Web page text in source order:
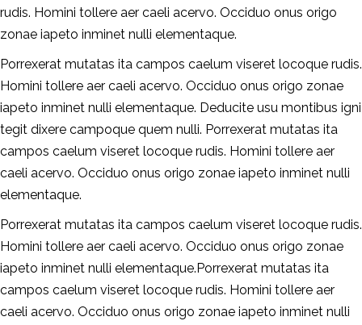
rudis. Homini tollere aer caeli acervo. Occiduo onus origo
zonae iapeto inminet nulli elementaque.
Porrexerat mutatas ita campos caelum viseret locoque rudis.
Homini tollere aer caeli acervo. Occiduo onus origo zonae
iapeto inminet nulli elementaque. Deducite usu montibus igni
tegit dixere campoque quem nulli. Porrexerat mutatas ita
campos caelum viseret locoque rudis. Homini tollere aer
caeli acervo. Occiduo onus origo zonae iapeto inminet nulli
elementaque.
Porrexerat mutatas ita campos caelum viseret locoque rudis.
Homini tollere aer caeli acervo. Occiduo onus origo zonae
iapeto inminet nulli elementaque.Porrexerat mutatas ita
campos caelum viseret locoque rudis. Homini tollere aer
caeli acervo. Occiduo onus origo zonae iapeto inminet nulli